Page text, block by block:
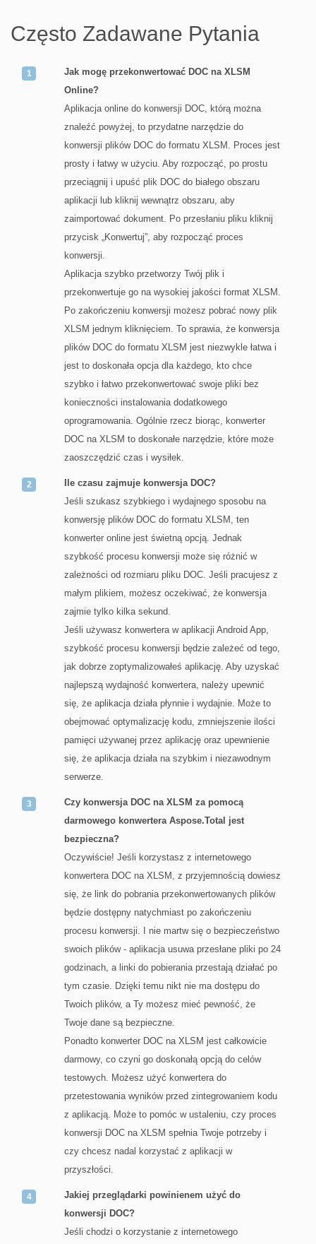
Często Zadawane Pytania
Jak mogę przekonwertować DOC na XLSM
Online?
Aplikacja online do konwersji DOC, którą można
znaleźć powyżej, to przydatne narzędzie do
konwersji plików DOC do formatu XLSM. Proces jest
prosty i łatwy w użyciu. Aby rozpocząć, po prostu
przeciągnij i upuść plik DOC do białego obszaru
aplikacji lub kliknij wewnątrz obszaru, aby
zaimportować dokument. Po przesłaniu pliku kliknij
przycisk „Konwertuj”, aby rozpocząć proces
konwersji.
Aplikacja szybko przetworzy Twój plik i
przekonwertuje go na wysokiej jakości format XLSM.
Po zakończeniu konwersji możesz pobrać nowy plik
XLSM jednym kliknięciem. To sprawia, że konwersja
plików DOC do formatu XLSM jest niezwykle łatwa i
jest to doskonała opcja dla każdego, kto chce
szybko i łatwo przekonwertować swoje pliki bez
konieczności instalowania dodatkowego
oprogramowania. Ogólnie rzecz biorąc, konwerter
DOC na XLSM to doskonałe narzędzie, które może
zaoszczędzić czas i wysiłek.
Ile czasu zajmuje konwersja DOC?
Jeśli szukasz szybkiego i wydajnego sposobu na
konwersję plików DOC do formatu XLSM, ten
konwerter online jest świetną opcją. Jednak
szybkość procesu konwersji może się różnić w
zależności od rozmiaru pliku DOC. Jeśli pracujesz z
małym plikiem, możesz oczekiwać, że konwersja
zajmie tylko kilka sekund.
Jeśli używasz konwertera w aplikacji Android App,
szybkość procesu konwersji będzie zależeć od tego,
jak dobrze zoptymalizowałeś aplikację. Aby uzyskać
najlepszą wydajność konwertera, należy upewnić
się, że aplikacja działa płynnie i wydajnie. Może to
obejmować optymalizację kodu, zmniejszenie ilości
pamięci używanej przez aplikację oraz upewnienie
się, że aplikacja działa na szybkim i niezawodnym
serwerze.
Czy konwersja DOC na XLSM za pomocą
darmowego konwertera Aspose.Total jest
bezpieczna?
Oczywiście! Jeśli korzystasz z internetowego
konwertera DOC na XLSM, z przyjemnością dowiesz
się, że link do pobrania przekonwertowanych plików
będzie dostępny natychmiast po zakończeniu
procesu konwersji. I nie martw się o bezpieczeństwo
swoich plików - aplikacja usuwa przesłane pliki po 24
godzinach, a linki do pobierania przestają działać po
tym czasie. Dzięki temu nikt nie ma dostępu do
Twoich plików, a Ty możesz mieć pewność, że
Twoje dane są bezpieczne.
Ponadto konwerter DOC na XLSM jest całkowicie
darmowy, co czyni go doskonałą opcją do celów
testowych. Możesz użyć konwertera do
przetestowania wyników przed zintegrowaniem kodu
z aplikacją. Może to pomóc w ustaleniu, czy proces
konwersji DOC na XLSM spełnia Twoje potrzeby i
czy chcesz nadal korzystać z aplikacji w
przyszłości.
Jakiej przeglądarki powinienem użyć do
konwersji DOC?
Jeśli chodzi o korzystanie z internetowego